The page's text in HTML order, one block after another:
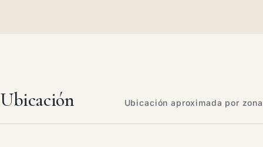
Ubicación Ubicación aproximada por zona